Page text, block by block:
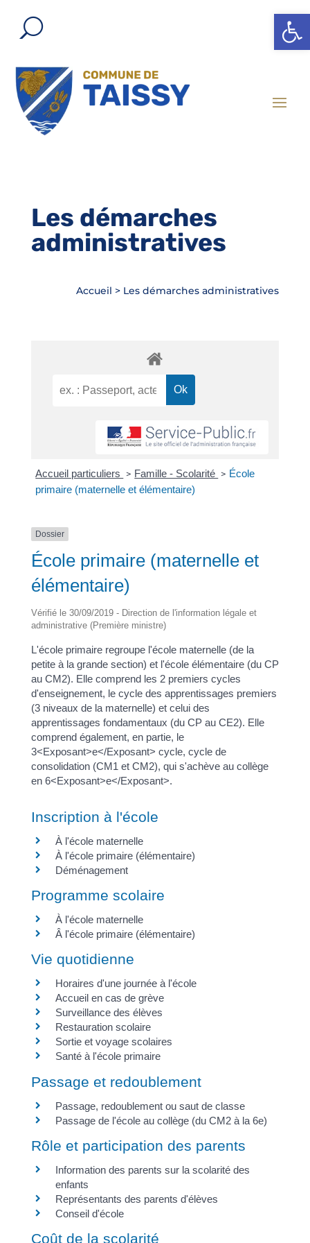
Ouvrir
Les démarches
administratives
Accueil > Les démarches administratives
Accueil particuliers > Famille - Scolarité > École
primaire (maternelle et élémentaire)
Dossier
École primaire (maternelle et
élémentaire)
Vérifié le 30/09/2019 - Direction de l'information légale et
administrative (Première ministre)
L'école primaire regroupe l'école maternelle (de la
petite à la grande section) et l'école élémentaire (du CP
au CM2). Elle comprend les 2 premiers cycles
d'enseignement, le cycle des apprentissages premiers
(3 niveaux de la maternelle) et celui des
apprentissages fondamentaux (du CP au CE2). Elle
comprend également, en partie, le
3<Exposant>e</Exposant> cycle, cycle de
consolidation (CM1 et CM2), qui s'achève au collège
en 6<Exposant>e</Exposant>.
Inscription à l'école
À l'école maternelle
À l'école primaire (élémentaire)
Déménagement
Programme scolaire
À l'école maternelle
Â l'école primaire (élémentaire)
Vie quotidienne
Horaires d'une journée à l'école
Accueil en cas de grève
Surveillance des élèves
Restauration scolaire
Sortie et voyage scolaires
Santé à l'école primaire
Passage et redoublement
Passage, redoublement ou saut de classe
Passage de l'école au collège (du CM2 à la 6e)
Rôle et participation des parents
Information des parents sur la scolarité des
enfants
Représentants des parents d'élèves
Conseil d'école
Coût de la scolarité